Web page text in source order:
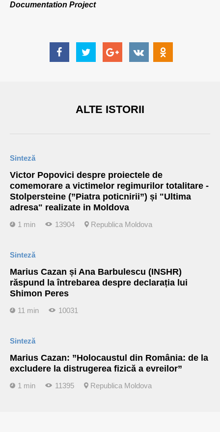
Documentation Project
ALTE ISTORII
Sinteză
Victor Popovici despre proiectele de
comemorare a victimelor regimurilor totalitare -
Stolpersteine (”Piatra poticnirii”) și "Ultima
adresa" realizate in Moldova
1 min 13904 Republica Moldova
Sinteză
Marius Cazan și Ana Barbulescu (INSHR)
răspund la întrebarea despre declarația lui
Shimon Peres
11 min 10031
Sinteză
Marius Cazan: ”Holocaustul din România: de la
excludere la distrugerea fizică a evreilor”
1 min 11395 Republica Moldova